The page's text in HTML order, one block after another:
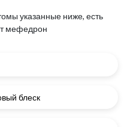
указанные ниже, есть
мефедрон
блеск